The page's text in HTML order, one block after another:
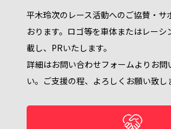
平木玲次のレース活動へのご協賛・サ
おります。ロゴ等を車体またはレーシ
載し、PRいたします。
詳細はお問い合わせフォームよりお問
い。ご支援の程、よろしくお願い致し